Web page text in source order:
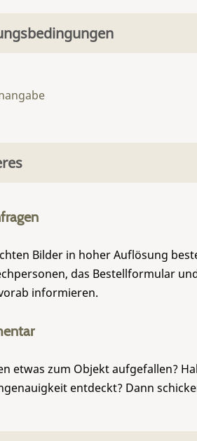
Bilder in hoher Auflösung
das Bestellformular
informieren.
etwas zum Objekt aufgefallen?
entdeckt? Dann